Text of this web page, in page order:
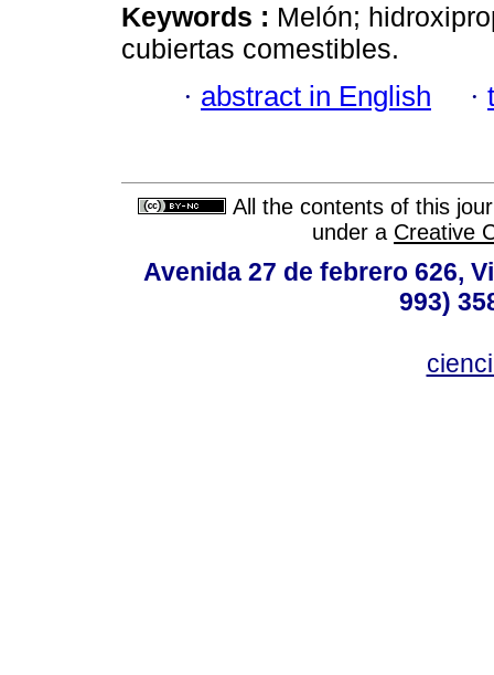
Keywords : Melón;
cubiertas comestibles.
· abstract in English ·
All the contents of this
under a Creative
Avenida 27 de febrero 626,
993)